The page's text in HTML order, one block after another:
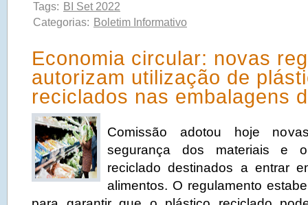
Tags: BI Set 2022
Categorias: Boletim Informativo
Economia circular: novas
autorizam utilização de
reciclados nas embalagens
Comissão adotou hoje
segurança dos materiais e
reciclado destinados a entrar
alimentos. O regulamento